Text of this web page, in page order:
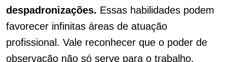
despadronizações. Essas habilidades podem
favorecer infinitas áreas de atuação
profissional. Vale reconhecer que o poder de
observação não só serve para o trabalho,